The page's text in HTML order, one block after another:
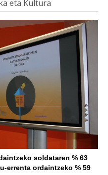
eta Kultura
soldataren % 63
errenta ordaintzeko % 59